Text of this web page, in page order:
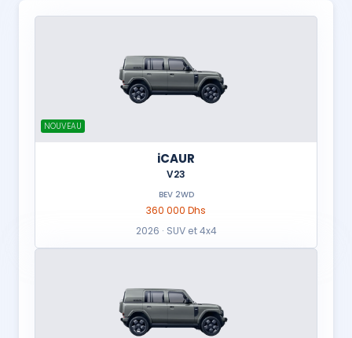
NOUVEAU
iCAUR
V23
BEV 2WD
360 000 Dhs
2026 · SUV et 4x4